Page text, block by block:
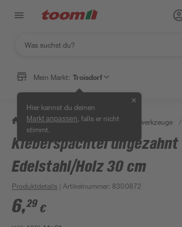
Mein Markt: Troisdorf
Hier kannst du deinen
Markt anpassen , falls er nicht
stimmt.
✕
/ Werkstatt & Maschinen / Handwerkzeuge /
Kleberspachtel ungezahnt
Edelstahl/Holz 30 cm
Produktdetails | Artikelnummer: 8300872
6,29 €